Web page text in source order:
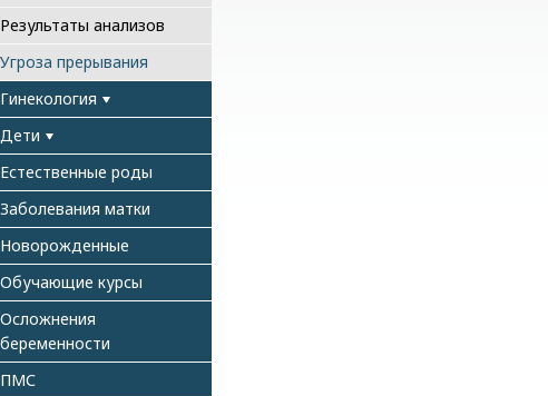
Результаты анализов
Угроза прерывания
Гинекология
Дети
Естественные роды
Заболевания матки
Новорожденные
Обучающие курсы
Осложнения
беременности
ПМС